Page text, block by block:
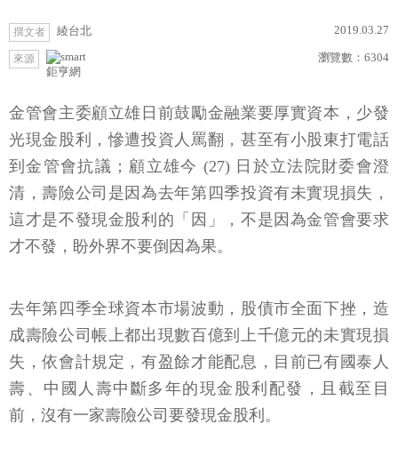
撰文者 綾台北 2019.03.27
來源
鉅亨網
瀏覽數： 6304
金管會主委顧立雄日前鼓勵金融業要厚實資本，少發
光現金股利，慘遭投資人罵翻，甚至有小股東打電話
到金管會抗議；顧立雄今 (27) 日於立法院財委會澄
清，壽險公司是因為去年第四季投資有未實現損失，
這才是不發現金股利的「因」，不是因為金管會要求
才不發，盼外界不要倒因為果。
去年第四季全球資本市場波動，股債市全面下挫，造
成壽險公司帳上都出現數百億到上千億元的未實現損
失，依會計規定，有盈餘才能配息，目前已有國泰人
壽、中國人壽中斷多年的現金股利配發，且截至目
前，沒有一家壽險公司要發現金股利。